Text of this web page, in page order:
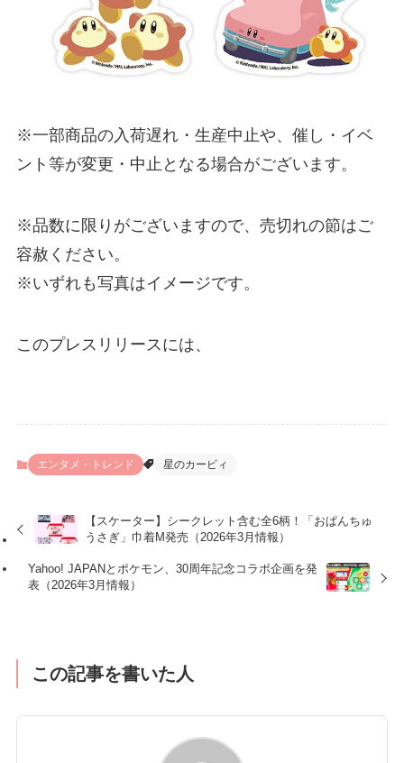
※一部商品の入荷遅れ・生産中止や、催し・イベ
ント等が変更・中止となる場合がございます。
※品数に限りがございますので、売切れの節はご
容赦ください。
※いずれも写真はイメージです。
このプレスリリースには、
エンタメ・トレンド 星のカービィ
【スケーター】シークレット含む全6柄！「おぱんちゅ
うさぎ」巾着M発売（2026年3月情報）
Yahoo! JAPANとポケモン、30周年記念コラボ企画を発
表（2026年3月情報）
この記事を書いた人